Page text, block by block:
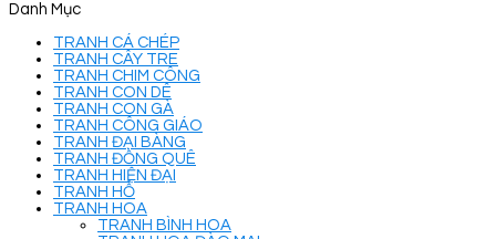
Danh Mục
TRANH CÁ CHÉP
TRANH CÂY TRE
TRANH CHIM CÔNG
TRANH CON DÊ
TRANH CON GÀ
TRANH CÔNG GIÁO
TRANH ĐẠI BÀNG
TRANH ĐỒNG QUÊ
TRANH HIỆN ĐẠI
TRANH HỔ
TRANH HOA
TRANH BÌNH HOA